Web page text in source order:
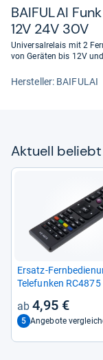
BAI­FU­LAI
12V 24V 30V
Universalrelais mit 2
von Geräten bis 12V
Her­stel­ler: BAIFULAI
Aktu­ell beliebt
Ersatz-​
Tele­fun­ken RC4875
4,95 €
5 Angebote